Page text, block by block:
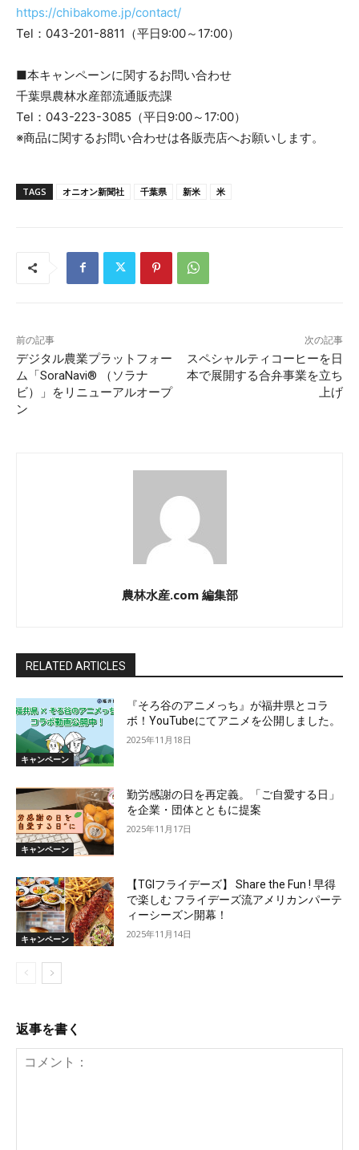
https://chibakome.jp/contact/
Tel：043-201-8811（平日9:00～17:00）
■本キャンペーンに関するお問い合わせ
千葉県農林水産部流通販売課
Tel：043-223-3085（平日9:00～17:00）
※商品に関するお問い合わせは各販売店へお願いします。
TAGS オニオン新聞社 千葉県 新米 米
前の記事
デジタル農業プラットフォー
ム「SoraNavi® （ソラナ
ビ）」をリニューアルオープ
ン
次の記事
スペシャルティコーヒーを日
本で展開する合弁事業を立ち
上げ
農林水産.com 編集部
RELATED ARTICLES
キャンペーン
『そろ谷のアニメっち』が福井県とコラ
ボ！YouTubeにてアニメを公開しました。
2025年11月18日
キャンペーン
勤労感謝の日を再定義。「ご自愛する日」
を企業・団体とともに提案
2025年11月17日
キャンペーン
【TGIフライデーズ】 Share the Fun ! 早得
で楽しむ フライデーズ流アメリカンパーテ
ィーシーズン開幕！
2025年11月14日
返事を書く